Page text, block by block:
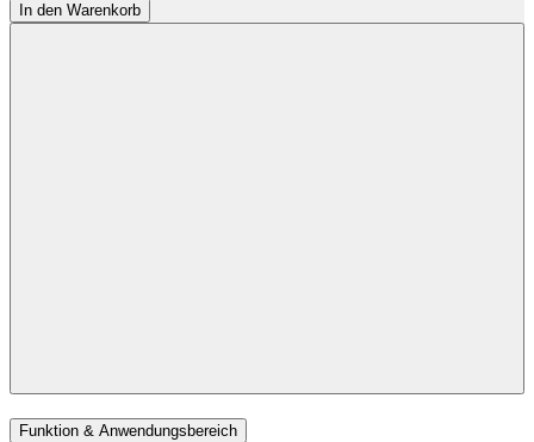
In den Warenkorb
Funktion & Anwendungsbereich